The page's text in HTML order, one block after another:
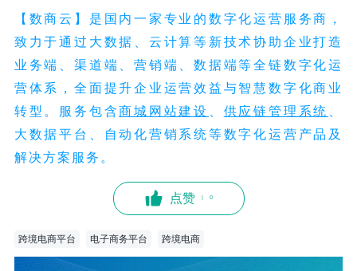
【数商云】是国内一家专业的数字化运营服务商，
致力于通过大数据、云计算等新技术协助企业打造
业务端、渠道端、营销端、数据端等全链数字化运
营体系，全面提升企业运营效益与智慧数字化商业
转型。服务包含商城网站建设 供应链管理系统
大数据平台、自动化营销系统等数字化运营产品及
解决方案服务。
点赞 0
跨境电商平台 电子商务平台 跨境电商